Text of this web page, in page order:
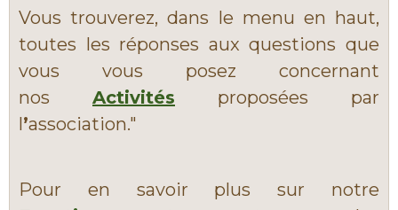
Vous trouverez, dans le menu en haut,
toutes les réponses aux questions que
vous vous posez concernant
nos Activités proposées par
’association."
Pour en savoir plus sur notre